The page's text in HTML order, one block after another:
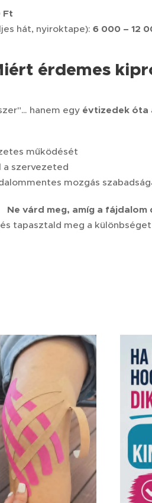
Ft
hát, nyiroktape): 6 000 – 12
érdemes
hanem egy évtizedek óta
működését
a szervezeted
mozgás
Ne várd meg, amíg a
tapasztald meg a